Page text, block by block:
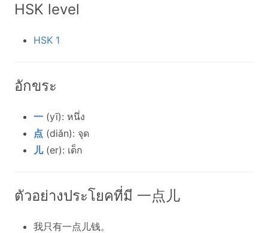
HSK level
HSK 1
อักขระ
一 (yī): หนึ่ง
点 (diǎn): จุด
儿(er): เด็ก
ตัวอย่างประโยคที่มี 一点儿
我只有一点儿钱。